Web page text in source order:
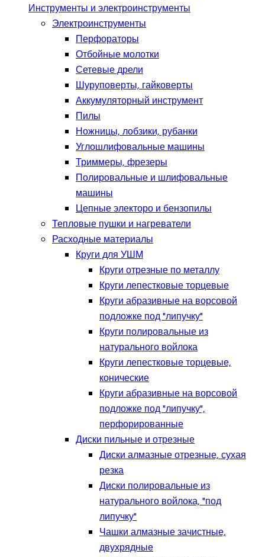
Инструменты и электроинструменты
Электроинструменты
Перфораторы
Отбойные молотки
Сетевые дрели
Шуруповерты, гайковерты
Аккумуляторный инструмент
Пилы
Ножницы, лобзики, рубанки
Углошлифовальные машины
Триммеры, фрезеры
Полировальные и шлифовальные
машины
Цепные электоро и бензопилы
Тепловые пушки и нагреватели
Расходные материалы
Круги для УШМ
Круги отрезные по металлу
Круги лепестковые торцевые
Круги абразивные на ворсовой
подложке под "липучку"
Круги полировальные из
натурального войлока
Круги лепестковые торцевые,
конические
Круги абразивные на ворсовой
подложке под "липучку",
перфорированные
Диски пильные и отрезные
Диски алмазные отрезные, сухая
резка
Диски полировальные из
натурального войлока, "под
липучку"
Чашки алмазные зачистные,
двухрядные